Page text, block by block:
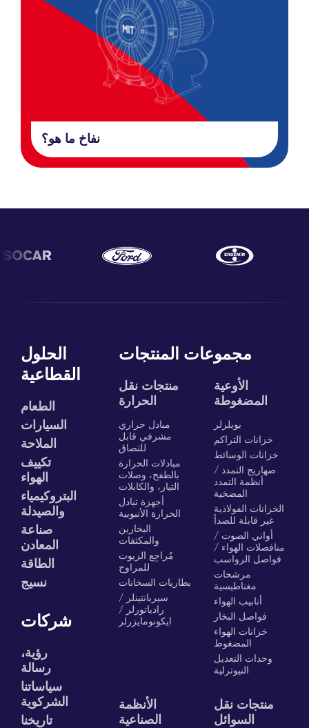
نفاخ ما هو؟
الحلول
القطاعية
الطعام
السيارات
الملاحة
تكييف
الهواء
البتروكيمياء
والصيدلة
صناعة
المعادن
الطاقة
نسيج
شركات
رؤية،
رسالة
سياساتنا
الشركوية
تاريخنا
مجموعات المنتجات
منتجات نقل
الحرارة
مبادل حراري
مشرفي قابل
للتصاق
مبادلات الحرارة
بالطفح، وصلات
التيار، والكابلات
أجهزة تبادل
الحرارة الأنبوبية
البخارين
والمكثفات
مُراجِع الزيوت
للمراوح
بطاريات السخانات
سيربانتينلر /
رادياتورلر /
ايكونومايزرلر
الأوعية
المضغوطة
بويلرلر
خزانات التراكم
خزانات الوسائط
صهاريج التمدد /
أنظمة التمدد
المضخية
الخزانات الفولاذية
غير قابلة للصدأ
أواني الصوت /
منافصلات الهواء /
فواصل الرواسب
مرشحات
مغناطيسية
أنابيب الهواء
فواصل البخار
خزانات الهواء
المضغوط
وحدات التعديل
النيوترلية
الأنظمة
الصناعية
منتجات نقل
السوائل